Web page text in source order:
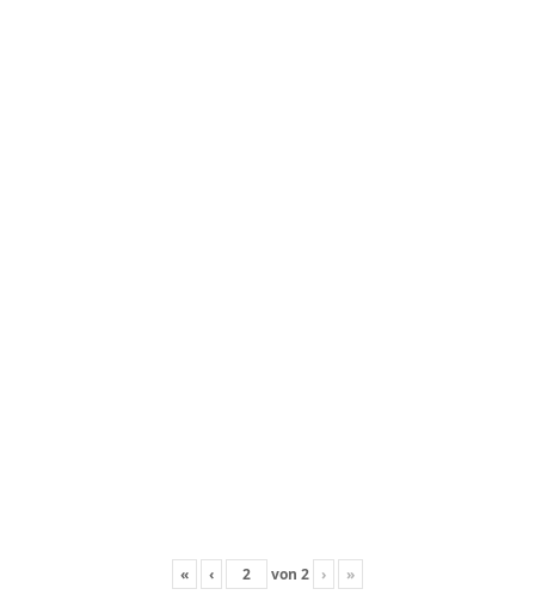
« ‹ von 2 › »